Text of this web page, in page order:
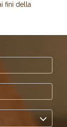
fini della